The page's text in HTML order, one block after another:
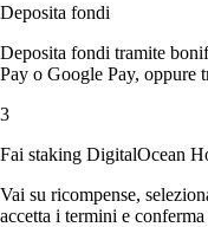
Deposita fondi
Deposita fondi tramite
Pay o Google Pay, oppure
3
Fai staking DigitalOcean
Vai su ricompense,
accetta i termini e